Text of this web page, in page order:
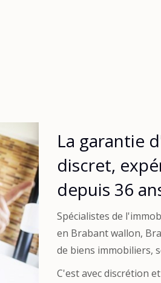
La garantie
discret,
depuis 36
Spécialistes de
en Brabant wallon,
de biens immobiliers,
C'est avec discrétion